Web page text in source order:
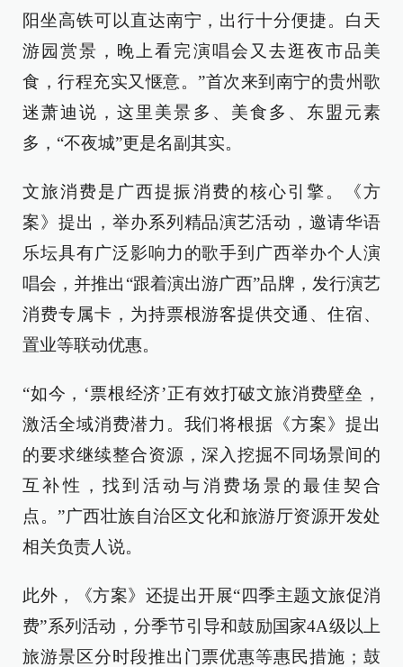
阳坐高铁可以直达南宁，出行十分便捷。白天
游园赏景，晚上看完演唱会又去逛夜市品美
食，行程充实又惬意。”首次来到南宁的贵州歌
迷萧迪说，这里美景多、美食多、东盟元素
多，“不夜城”更是名副其实。
文旅消费是广西提振消费的核心引擎。《方
案》提出，举办系列精品演艺活动，邀请华语
乐坛具有广泛影响力的歌手到广西举办个人演
唱会，并推出“跟着演出游广西”品牌，发行演艺
消费专属卡，为持票根游客提供交通、住宿、
置业等联动优惠。
“如今，‘票根经济’正有效打破文旅消费壁垒，
激活全域消费潜力。我们将根据《方案》提出
的要求继续整合资源，深入挖掘不同场景间的
互补性，找到活动与消费场景的最佳契合
点。”广西壮族自治区文化和旅游厅资源开发处
相关负责人说。
此外，《方案》还提出开展“四季主题文旅促消
费”系列活动，分季节引导和鼓励国家4A级以上
旅游景区分时段推出门票优惠等惠民措施；鼓